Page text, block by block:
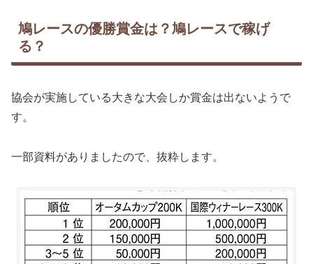
鳩レースの優勝賞金は？鳩レースで稼げ
る？
協会が実施している大きな大会しか賞金は出ないようで
す。
一部資料がありましたので、抜粋します。